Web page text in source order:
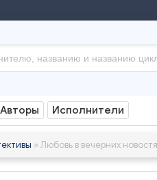
Авторы Исполнители
» Любовь в вечерних